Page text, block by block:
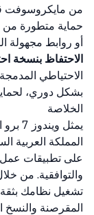
من مايكروسوفت
حماية متطورة
أو روابط مجهولة
الاحتفاظ بنسخة
الاحتياطي
بشكل دوري،
الخلاصة
المملكة العربية
على تطبيقات عمل
والتوافقية. من
تشغيل نظامك
المقرصنة والنسخ